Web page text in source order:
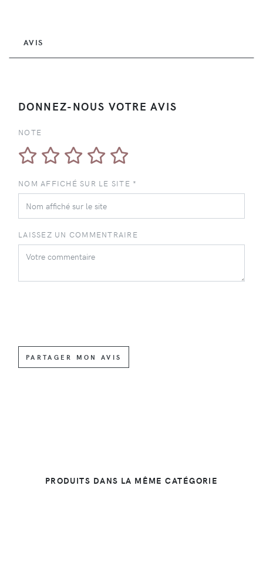
AVIS
DONNEZ-NOUS VOTRE AVIS
NOTE
NOM AFFICHÉ SUR LE SITE *
LAISSEZ UN COMMENTRAIRE
PARTAGER MON AVIS
PRODUITS DANS LA MÊME CATÉGORIE